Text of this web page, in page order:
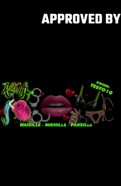
APPROVED